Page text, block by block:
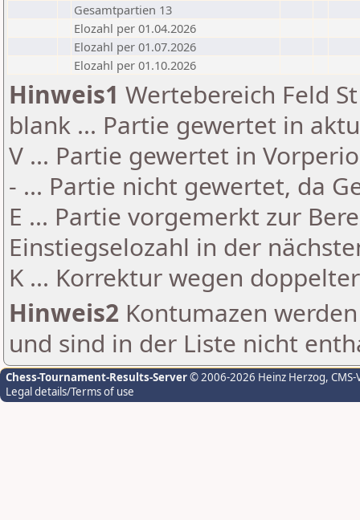
Gesamtpartien 13
Elozahl per 01.04.2026
Elozahl per 01.07.2026
Elozahl per 01.10.2026
Hinweis1 Wertebereich Feld
blank ... Partie gewertet in
V ... Partie gewertet in
- ... Partie nicht gewertet, da
E ... Partie vorgemerkt zur
Einstiegselozahl in der
K ... Korrektur wegen
Hinweis2 Kontumazen
und sind in der Liste nicht
Chess-Tournament-Results-Server© 2006-2026 Heinz Herzog,
Legal details/Terms of use